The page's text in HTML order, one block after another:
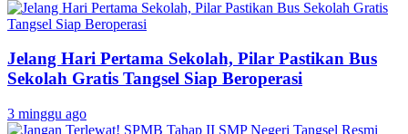
Jelang Hari Pertama Sekolah, Pilar Pastikan Bus
Sekolah Gratis Tangsel Siap Beroperasi
3 minggu ago